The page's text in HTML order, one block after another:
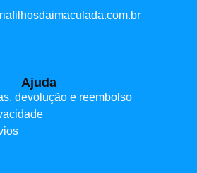
Ajuda
devolução e reembolso